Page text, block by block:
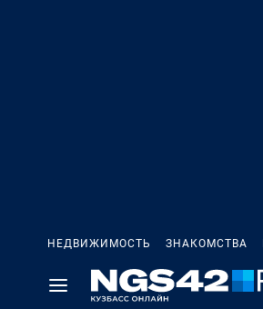
НЕДВИЖИМОСТЬ ЗНАКОМСТВА